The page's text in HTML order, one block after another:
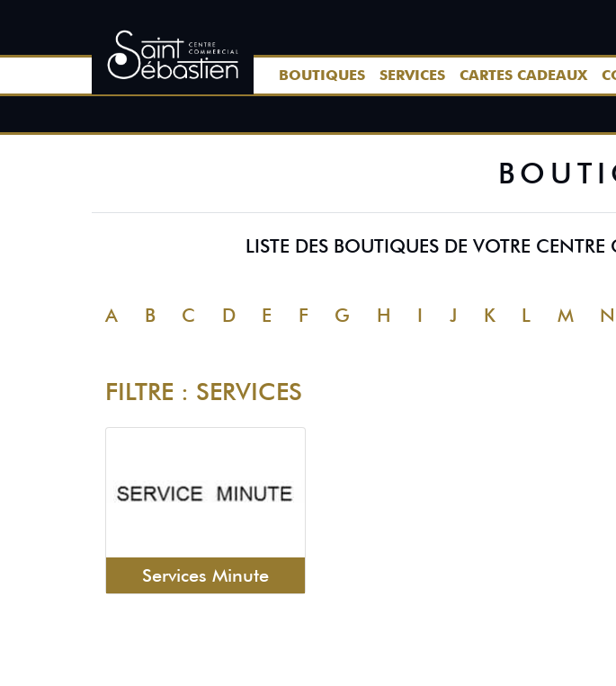
BOUTIQUES SERVICES CARTES CADEAUX
LISTE DES BOUTIQUES DE VOTRE
A B C D E F G H I J K L M N
FILTRE : SERVICES
Services Minute